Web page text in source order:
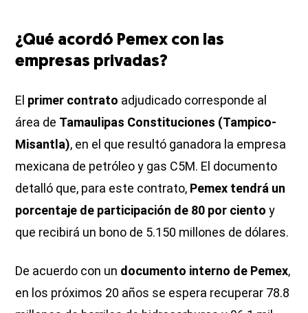
¿Qué acordó Pemex con las
empresas privadas?
El primer contrato adjudicado corresponde al
área de Tamaulipas Constituciones (Tampico-
Misantla), en el que resultó ganadora la empresa
mexicana de petróleo y gas C5M. El documento
detalló que, para este contrato, Pemex tendrá un
porcentaje de participación de 80 por ciento y
que recibirá un bono de 5.150 millones de dólares.
De acuerdo con un documento interno de Pemex,
en los próximos 20 años se espera recuperar 78.8